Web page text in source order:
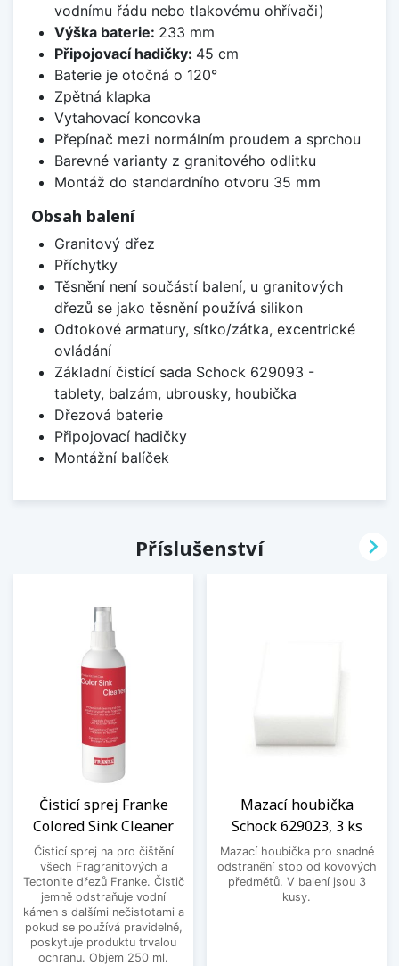
vodnímu řádu nebo tlakovému ohřívači)
Výška baterie: 233 mm
Připojovací hadičky: 45 cm
Baterie je otočná o 120°
Zpětná klapka
Vytahovací koncovka
Přepínač mezi normálním proudem a sprchou
Barevné varianty z granitového odlitku
Montáž do standardního otvoru 35 mm
Obsah balení
Granitový dřez
Příchytky
Těsnění není součástí balení, u granitových
dřezů se jako těsnění používá silikon
Odtokové armatury, sítko/zátka, excentrické
ovládání
Základní čistící sada Schock 629093 -
tablety, balzám, ubrousky, houbička
Dřezová baterie
Připojovací hadičky
Montážní balíček
Příslušenství
Čisticí sprej Franke
Colored Sink Cleaner
Čisticí sprej na pro čištění
všech Fragranitových a
Tectonite dřezů Franke. Čistič
jemně odstraňuje vodní
kámen s dalšími nečistotami a
pokud se používá pravidelně,
poskytuje produktu trvalou
ochranu. Objem 250 ml.
Mazací houbička
Schock 629023, 3 ks
Mazací houbička pro snadné
odstranění stop od kovových
předmětů. V balení jsou 3
kusy.
